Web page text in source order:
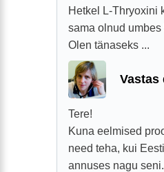
Hetkel L-Thryoxini
sama olnud umbes
Olen tänaseks ...
Vastas
Tere!
Kuna eelmised
need teha, kui
annuses nagu seni.